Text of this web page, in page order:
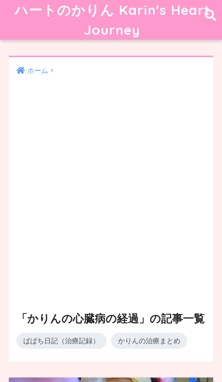
ハートのかりん Karin's Heart
Journey
ホーム
「かりんの心臓病の経過」の記事一覧
ぱぱち日記（治療記録） かりんの治療まとめ